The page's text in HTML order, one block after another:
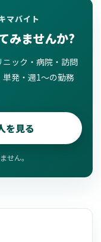
マバイト
みませんか?
ック・病院・訪問
発・週1〜の勤務
を見る
せん。